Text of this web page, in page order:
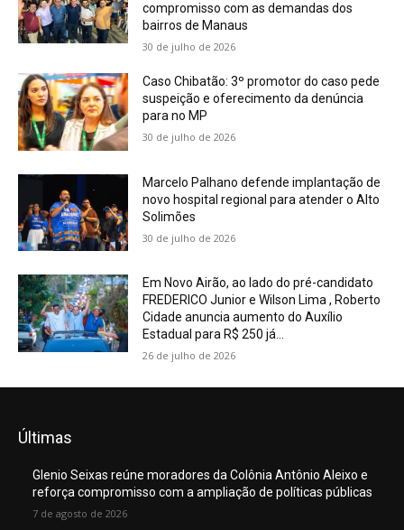
compromisso com as demandas dos
bairros de Manaus
30 de julho de 2026
Caso Chibatão: 3º promotor do caso pede
suspeição e oferecimento da denúncia
para no MP
30 de julho de 2026
Marcelo Palhano defende implantação de
novo hospital regional para atender o Alto
Solimões
30 de julho de 2026
Em Novo Airão, ao lado do pré-candidato
FREDERICO Junior e Wilson Lima , Roberto
Cidade anuncia aumento do Auxílio
Estadual para R$ 250 já...
26 de julho de 2026
Últimas
Glenio Seixas reúne moradores da Colônia Antônio Aleixo e
reforça compromisso com a ampliação de políticas públicas
7 de agosto de 2026